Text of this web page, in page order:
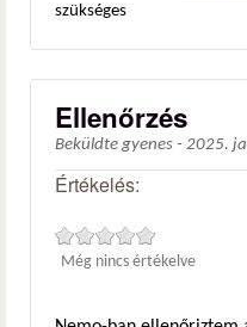
szükséges
Ellenőrzés
Beküldte gyenes - 2025.
Értékelés:
Még nincs értékelve